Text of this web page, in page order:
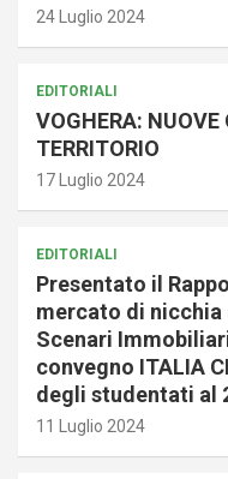
24 Luglio 2024
EDITORIALI
VOGHERA: NUOVE
TERRITORIO
17 Luglio 2024
EDITORIALI
Presentato il
mercato di nicchia
Scenari
convegno ITALIA
degli studentati al
11 Luglio 2024